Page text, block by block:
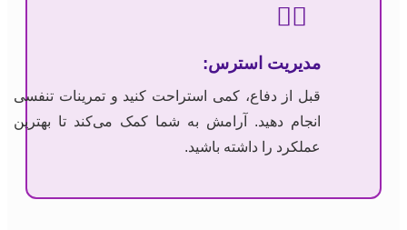
🧘‍♀️
مدیریت استرس:
قبل از دفاع، کمی استراحت کنید و تمرینات تنفسی
انجام دهید. آرامش به شما کمک می‌کند تا بهترین
عملکرد را داشته باشید.